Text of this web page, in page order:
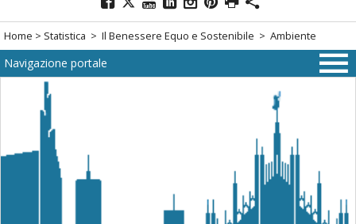
menù
di
interna
Salta
al
contenuto
Home > Statistica > Il Benessere Equo e Sostenibile > Ambiente
Navigazione portale